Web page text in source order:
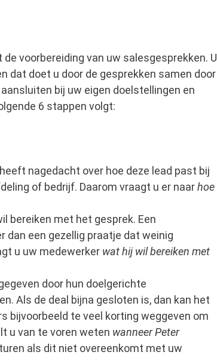
voorbereiding van uw salesgesprekken. U
dat doet u door de gesprekken samen door
bij uw eigen doelstellingen en
6 stappen volgt:
nagedacht over hoe deze lead past bij
of bedrijf. Daarom vraagt u er naarhoe
bereiken met het gesprek. Een
dan een gezellig praatje dat weinig
u uw medewerker wat hij wil bereiken met
door hun doelgerichte
Als de deal bijna gesloten is, dan kan het
bijvoorbeeld te veel korting weggeven om
u van te voren weten wanneer Peter
als dit niet overeenkomt met uw